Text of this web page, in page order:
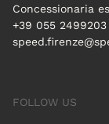
Concessionaria
+39 055 2499203
FOLLOW US